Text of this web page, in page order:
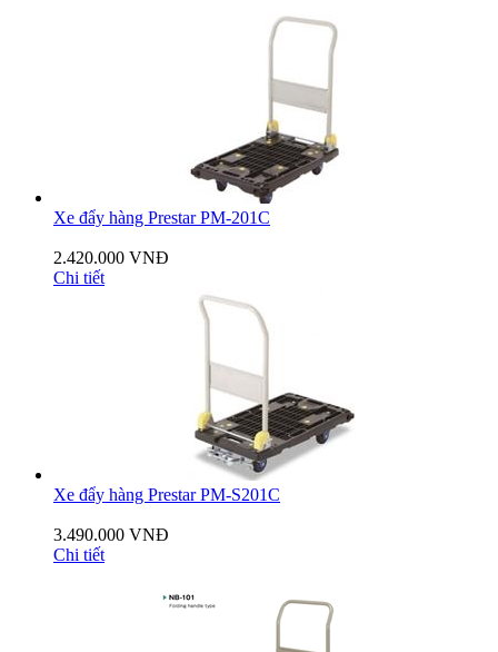
Xe đẩy hàng Prestar PM-201C
2.420.000 VNĐ
Chi tiết
Xe đẩy hàng Prestar PM-S201C
3.490.000 VNĐ
Chi tiết